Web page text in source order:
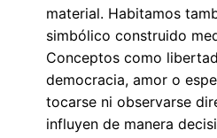
material. Habitamos
simbólico construido
Conceptos como
democracia, amor o
tocarse ni observarse
influyen de manera